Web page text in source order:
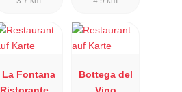
La Fontana
Bottega del